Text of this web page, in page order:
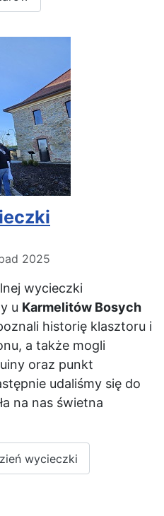
2025
wycieczki
u Karmelitów Bosych
historię klasztoru i
a także mogli
oraz punkt
udaliśmy się do
na nas świetna
wycieczki